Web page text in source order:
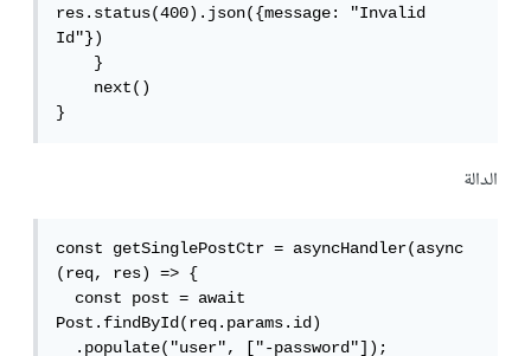
res.status(400).json({message: "Invalid
Id"})
    }
    next()
}
الدالة
const getSinglePostCtr = asyncHandler(async
(req, res) => {
  const post = await
Post.findById(req.params.id)
  .populate("user", ["-password"]);